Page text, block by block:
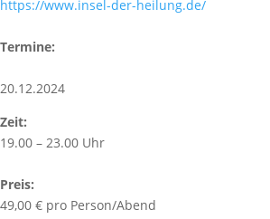
https://www.insel-der-heilung.de/
Termine:
20.12.2024
Zeit:
19.00 – 23.00 Uhr
Preis:
49,00 € pro Person/Abend